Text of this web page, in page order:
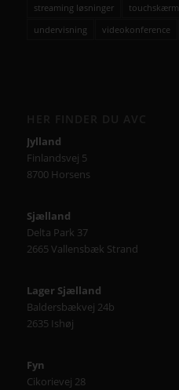
streaming løsninger
touchskærm
undervisning
videokonference
Jylland
Finlandsvej 5
8700 Horsens
Sjælland
Delta Park 37
2665 Vallensbæk Strand
Lager Sjælland
Baldersbækvej 24b
2635 Ishøj
Fyn
Cikorievej 28